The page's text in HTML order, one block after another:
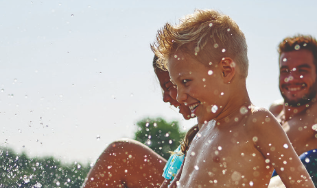
forte contact mini
Receptor de conducción
ósea